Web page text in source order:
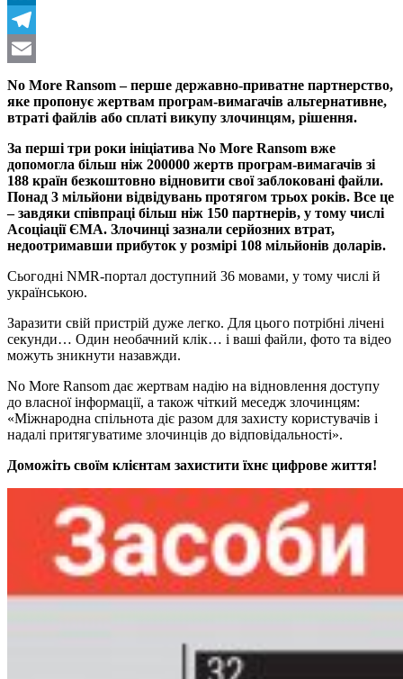
LinkedIn
Telegram
Email
No More Ransom – перше державно-приватне партнерство,
яке пропонує жертвам програм-вимагачів альтернативне,
втраті файлів або сплаті викупу злочинцям, рішення.
За перші три роки ініціатива No More Ransom вже
допомогла більш ніж 200000 жертв програм-вимагачів зі
188 країн безкоштовно відновити свої заблоковані файли.
Понад 3 мільйони відвідувань протягом трьох років. Все це
– завдяки співпраці більш ніж 150 партнерів, у тому числі
Асоціації ЄМА. Злочинці зазнали серйозних втрат,
недоотримавши прибуток у розмірі 108 мільйонів доларів.
Сьогодні NMR-портал доступний 36 мовами, у тому числі й
українською.
Заразити свій пристрій дуже легко. Для цього потрібні лічені
секунди… Один необачний клік… і ваші файли, фото та відео
можуть зникнути назавжди.
No More Ransom дає жертвам надію на відновлення доступу
до власної інформації, а також чіткий меседж злочинцям:
«Міжнародна спільнота діє разом для захисту користувачів і
надалі притягуватиме злочинців до відповідальності».
Доможіть своїм клієнтам захистити їхнє цифрове життя!